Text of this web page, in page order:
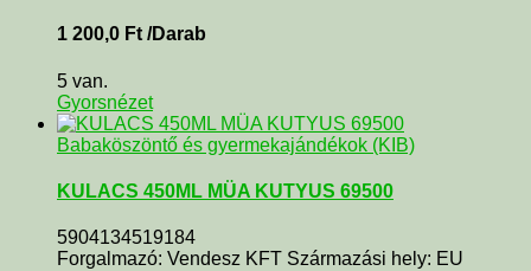
1 200,0 Ft /Darab
5 van.
Gyorsnézet
Babaköszöntő és gyermekajándékok (KIB)
KULACS 450ML MÜA KUTYUS 69500
5904134519184
Forgalmazó: Vendesz KFT Származási hely: EU